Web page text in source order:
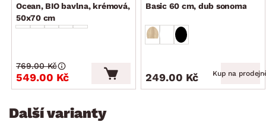
Ocean, BIO bavlna, krémová,
50x70 cm
549.00 Kč
769.00 Kč
Basic 60 cm, dub sonoma
249.00 Kč Kup na
Další varianty